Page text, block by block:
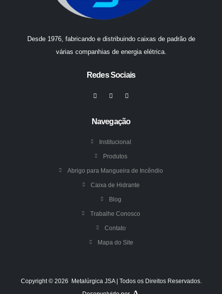
Desde 1976, fabricando e distribuindo caixas de padrão de
várias companhias de energia elétrica.
Redes Sociais
Navegação
Institucional
Produtos
Abrigo para Mangueira de Incêndio
Caixa de Hidrante
Blog
Trabalhe Conosco
Contato
Mapa do Site
Copyright © 2026 Metalúrgica JSA | Todos os Direitos Reservados.